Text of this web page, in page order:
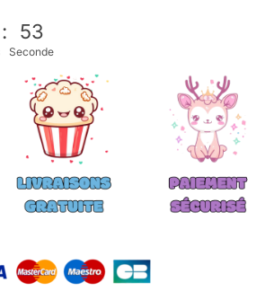
: 53
Seconde